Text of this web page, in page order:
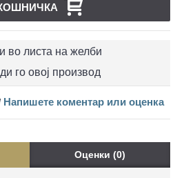
во листа на желби
го овој производ
Напишете коментар или оценка
Оценки (0)